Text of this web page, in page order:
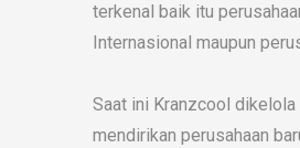
terkenal baik itu
Internasional maupun
Saat ini Kranzcool
mendirikan perusahaan